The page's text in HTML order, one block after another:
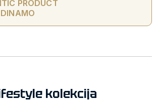
PRODUCT
kolekcija